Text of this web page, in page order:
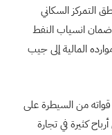
التمركز السكاني
ضمان انسياب النفط
المالية إلى جيب
قواته من السيطرة على
كثيرة في تجارة